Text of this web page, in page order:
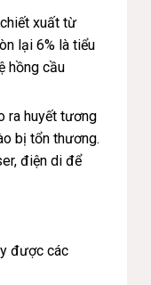
xuất từ
lại 6% là tiểu
hồng cầu
ra huyết tương
bị tổn thương.
điện di để
được các